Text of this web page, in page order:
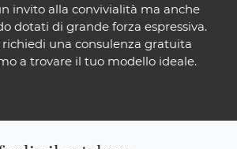
invito alla convivialità ma anche
dotati di grande forza espressiva.
una consulenza gratuita
a trovare il tuo modello ideale.